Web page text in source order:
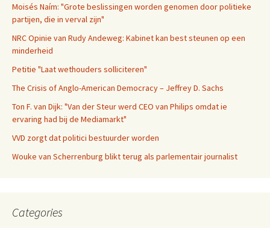
Moisés Naím: "Grote beslissingen worden genomen door politieke
partijen, die in verval zijn"
NRC Opinie van Rudy Andeweg: Kabinet kan best steunen op een
minderheid
Petitie "Laat wethouders solliciteren"
The Crisis of Anglo-American Democracy – Jeffrey D. Sachs
Ton F. van Dijk: "Van der Steur werd CEO van Philips omdat ie
ervaring had bij de Mediamarkt"
VVD zorgt dat politici bestuurder worden
Wouke van Scherrenburg blikt terug als parlementair journalist
Categories